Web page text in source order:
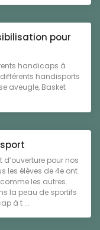
pour
handicaps à
handisports
aveugle, Basket
d’ouverture pour nos
les élèves de 4e ont
les autres.
la peau de sportifs
à t ...